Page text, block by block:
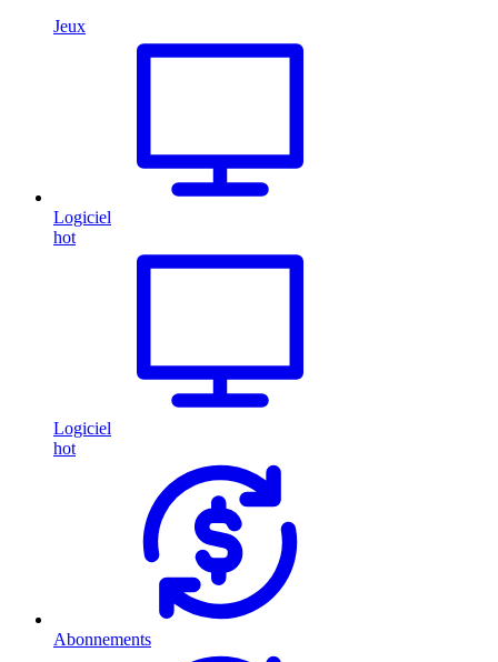
Jeux
Logiciel
hot
Logiciel
hot
Abonnements